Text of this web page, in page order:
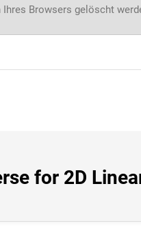
Browsers gelöscht
for 2D